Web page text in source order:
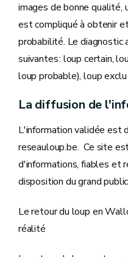
images de bonne qualité,
est compliqué à obtenir
probabilité. Le diagnostic
suivantes : loup certain,
loup probable), loup
La diffusion de
L'information validée est
reseauloup.be. Ce site
d'informations, fiables et
disposition du grand
Le retour du loup en
réalité